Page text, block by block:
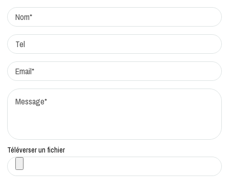
Protocole de correction
Téléverser un fichier